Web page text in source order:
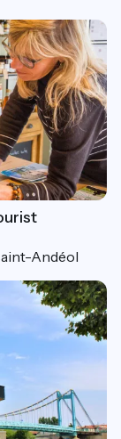
Andéol